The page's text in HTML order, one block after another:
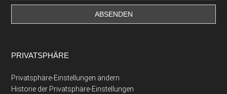
PRIVATSPHÄRE
Privatsphäre-Einstellungen ändern
Historie der Privatsphäre-Einstellungen